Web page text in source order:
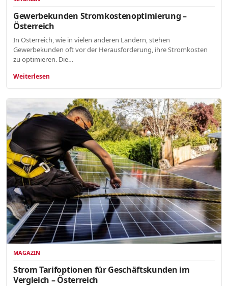
Gewerbekunden Stromkostenoptimierung –
Österreich
In Österreich, wie in vielen anderen Ländern, stehen
Gewerbekunden oft vor der Herausforderung, ihre Stromkosten
zu optimieren. Die…
Weiterlesen
MAGAZIN
Strom Tarifoptionen für Geschäftskunden im
Vergleich – Österreich